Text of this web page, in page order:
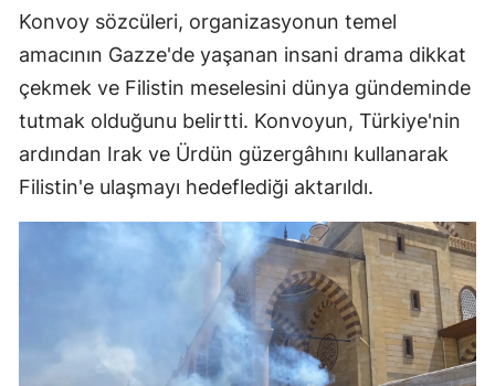
Konvoy sözcüleri, organizasyonun temel
amacının Gazze'de yaşanan insani drama dikkat
çekmek ve Filistin meselesini dünya gündeminde
tutmak olduğunu belirtti. Konvoyun, Türkiye'nin
ardından Irak ve Ürdün güzergâhını kullanarak
Filistin'e ulaşmayı hedeflediği aktarıldı.